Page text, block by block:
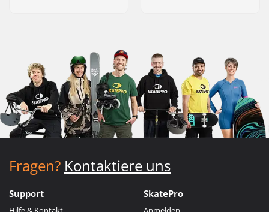
Fragen? Kontaktiere uns
Support SkatePro